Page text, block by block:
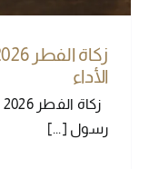
الأداء
رسول [...]